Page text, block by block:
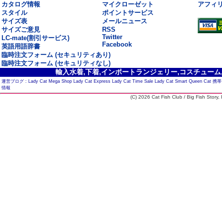
カタログ情報
スタイル
サイズ表
サイズご意見
LC-mate(割引サービス)
英語用語辞書
マイクローゼット
ポイントサービス
メールニュース
RSS
Twitter
Facebook
アフィ
臨時注文フォーム (セキュリティあり)
臨時注文フォーム (セキュリティなし)
輸入水着,下着,インポートランジェリー,コスチュー
運営ブログ : Lady Cat Mega Shop Lady Cat Express Lady Cat Time Sale Lady Cat Smart Queen Cat 携
情報
(C) 2026 Cat Fish Club / Big Fish Story,